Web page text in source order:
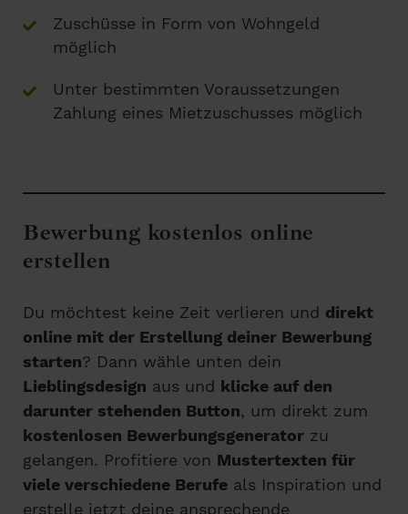
Zuschüsse in Form von Wohngeld
möglich
Unter bestimmten Voraussetzungen
Zahlung eines Mietzuschusses möglich
Bewerbung kostenlos online
erstellen
Du möchtest keine Zeit verlieren und direkt
online mit der Erstellung deiner Bewerbung
starten? Dann wähle unten dein
Lieblingsdesign aus und klicke auf den
darunter stehenden Button, um direkt zum
kostenlosen Bewerbungsgenerator zu
gelangen. Profitiere von Mustertexten für
viele verschiedene Berufe als Inspiration und
erstelle jetzt deine ansprechende